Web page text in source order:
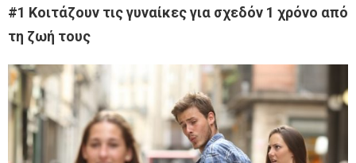
#1 Κοιτάζουν τις γυναίκες για σχεδόν 1 χρόνο από
τη ζωή τους